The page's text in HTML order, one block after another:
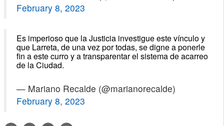
February 8, 2023
Es imperioso que la Justicia investigue este vínculo y
que Larreta, de una vez por todas, se digne a ponerle
fin a este curro y a transparentar el sistema de acarreo
de la Ciudad.
— Mariano Recalde (@marianorecalde)
February 8, 2023